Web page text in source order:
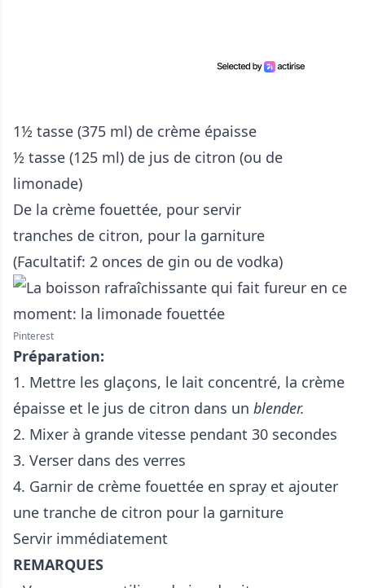
1½ tasse (375 ml) de crème épaisse
½ tasse (125 ml) de jus de citron (ou de
limonade)
De la crème fouettée, pour servir
tranches de citron, pour la garniture
(Facultatif: 2 onces de gin ou de vodka)
Pinterest
Préparation:
1. Mettre les glaçons, le lait concentré, la crème
épaisse et le jus de citron dans un blender.
2. Mixer à grande vitesse pendant 30 secondes
3. Verser dans des verres
4. Garnir de crème fouettée en spray et ajouter
une tranche de citron pour la garniture
Servir immédiatement
REMARQUES